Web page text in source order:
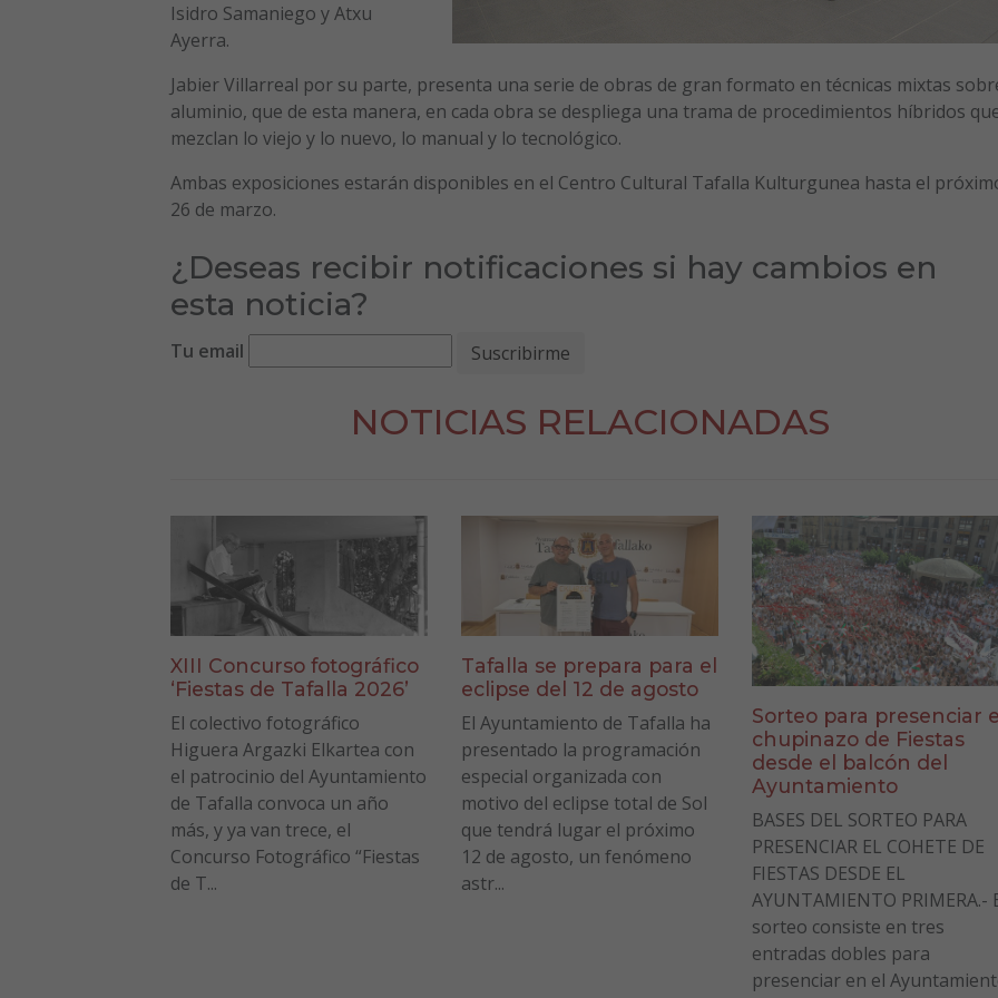
Isidro Samaniego y Atxu
Ayerra.
Jabier Villarreal por su parte, presenta una serie de obras de gran formato en técnicas mixtas
aluminio, que de esta manera, en cada obra se despliega una trama de procedimientos híbridos
mezclan lo viejo y lo nuevo, lo manual y lo tecnológico.
Ambas exposiciones estarán disponibles en el Centro Cultural Tafalla Kulturgunea hasta el
26 de marzo.
¿Deseas recibir notificaciones si hay cambios en
esta noticia?
Tu email
NOTICIAS RELACIONADAS
XIII Concurso fotográfico
‘Fiestas de Tafalla 2026’
El colectivo fotográfico
Higuera Argazki Elkartea con
el patrocinio del Ayuntamiento
de Tafalla convoca un año
más, y ya van trece, el
Concurso Fotográfico “Fiestas
de T...
Tafalla se prepara para el
eclipse del 12 de agosto
El Ayuntamiento de Tafalla ha
presentado la programación
especial organizada con
motivo del eclipse total de Sol
que tendrá lugar el próximo
12 de agosto, un fenómeno
astr...
Sorteo para presenciar el
chupinazo de Fiestas
desde el balcón del
Ayuntamiento
BASES DEL SORTEO PARA
PRESENCIAR EL COHETE DE
FIESTAS DESDE EL
AYUNTAMIENTO PRIMERA.-
sorteo consiste en tres
entradas dobles para
presenciar en el